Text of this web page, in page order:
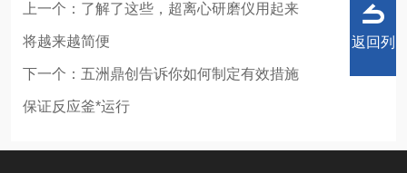
上一个： 了解了这些，超离心研磨仪用起来
将越来越简便
下一个： 五洲鼎创告诉你如何制定有效措施
保证反应釜*运行
返回列